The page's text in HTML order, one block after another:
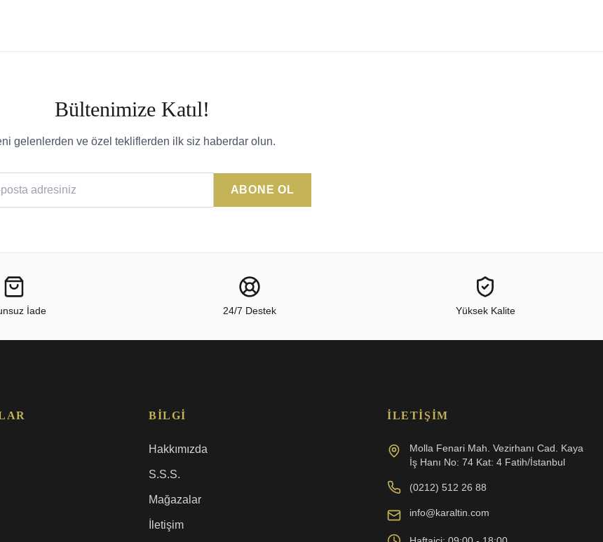
Bültenimize Katıl!
gelenlerden ve özel tekliflerden ilk siz haberdar olun.
ABONE OL
İade 24/7 Destek Yüksek Kalite
BILGI
Hakkımızda
S.S.S.
Mağazalar
İletişim
İLETIŞIM
Molla Fenari Mah. Vezirhanı Cad. Kaya
İş Hanı No: 74 Kat: 4 Fatih/İstanbul
(0212) 512 26 88
info@karaltin.com